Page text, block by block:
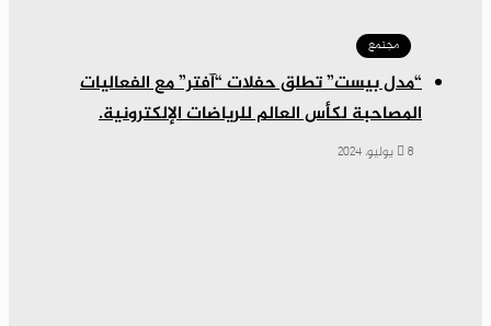
مجتمع
“مدل بيست” تطلق حفلات “آفتر” مع الفعاليات
المصاحبة لكأس العالم للرياضات الإلكترونية.
8 يوليو، 2024